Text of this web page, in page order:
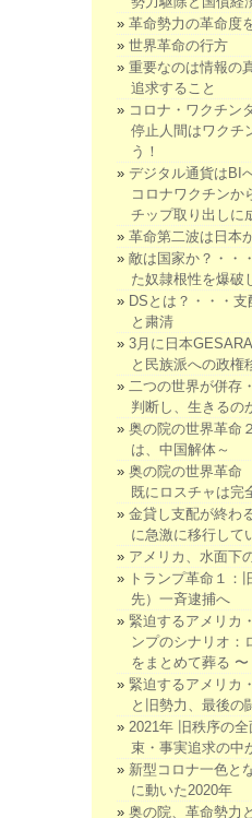
革命勢力の革命度
世界革命の行方
重要なのは情報の
追求すること
コロナ・ワクチン
停止人間はワクチ
う！
デジタル通貨はBI
コロナワクチンか
チップ取り出しに
革命第二波は日本
敵は国家か？・・
た奴隷根性を爆破
DSとは？・・・
と粛清
3月に日本
と民族派への政権
二つの世界が併存
判断し、生きるの
奥の院の世界革命
は、中国解体～
奥の院の世界革命
既にロスチャは完
金貸し支配が終わ
に急激に移行して
アメリカ、水面下
トランプ革命１：
先）一斉逮捕へ
緊迫するアメリカ
ンプのシナリオ：
をまとめて葬る 〜
緊迫するアメリカ
と旧勢力、最後の
2021年 旧秩序の
束・事実追求の中
新型コロナ一色と
に動いた2020年
奥の院、革命勢力